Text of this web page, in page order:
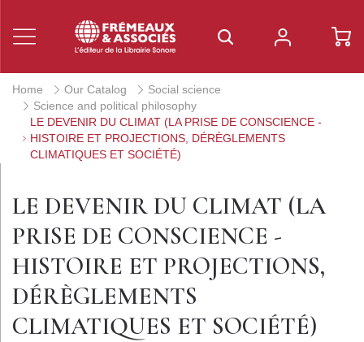
Home Our Catalog
Social science
Science and political philosophy
LE DEVENIR DU CLIMAT (LA PRISE DE CONSCIENCE -
HISTOIRE ET PROJECTIONS, DÉRÈGLEMENTS
CLIMATIQUES ET SOCIÉTÉ)
LE DEVENIR DU CLIMAT (LA
PRISE DE CONSCIENCE -
HISTOIRE ET PROJECTIONS,
DÉRÈGLEMENTS
CLIMATIQUES ET SOCIÉTÉ)